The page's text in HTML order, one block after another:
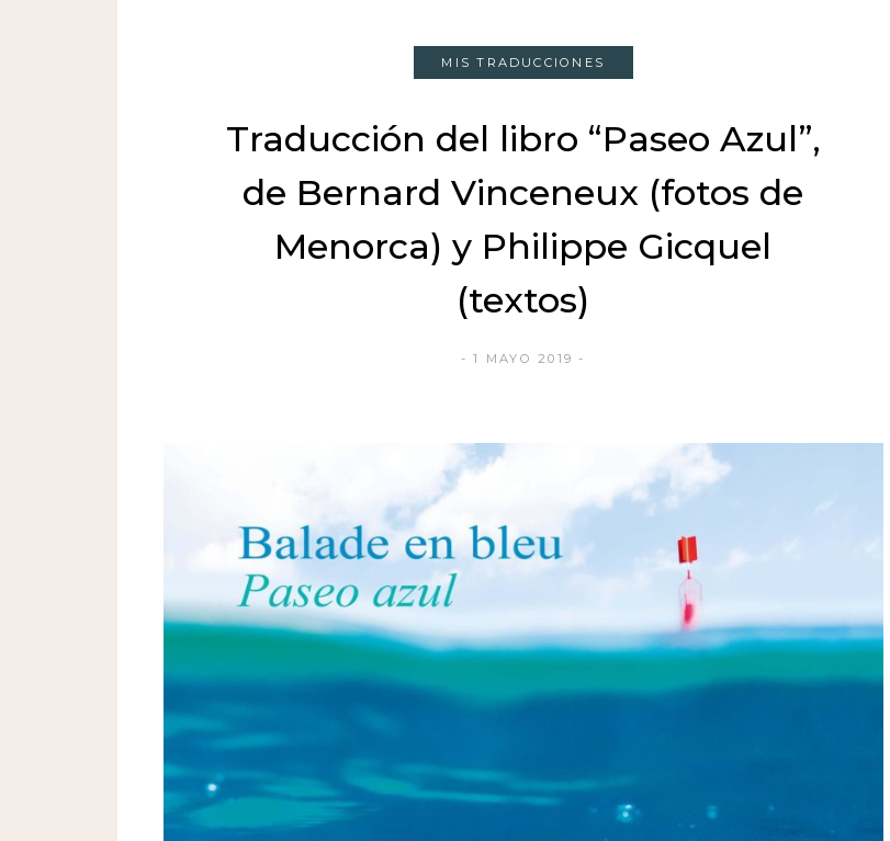
MIS TRADUCCIONES
Traducción del libro “Paseo Azul”,
de Bernard Vinceneux (fotos de
Menorca) y Philippe Gicquel
(textos)
1 MAYO 2019